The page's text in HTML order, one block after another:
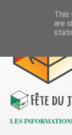
LES
This
are